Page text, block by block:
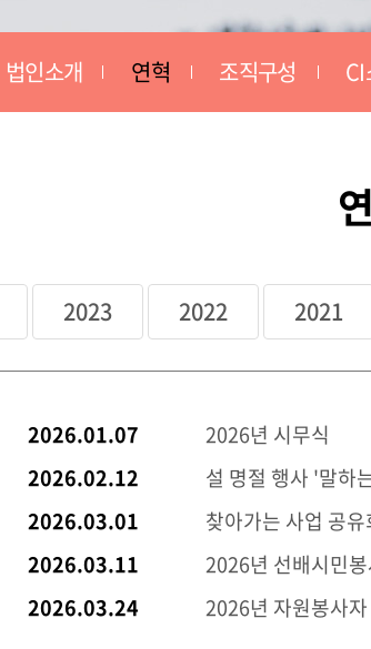
법인소개 연혁 조직구성
2023 2022 2021
2026.01.07
2026년 시무식
2026.02.12
설 명절 행사 '말하
2026.03.01
찾아가는 사업 공유
2026.03.11
2026년 선배시민
2026.03.24
2026년 자원봉사